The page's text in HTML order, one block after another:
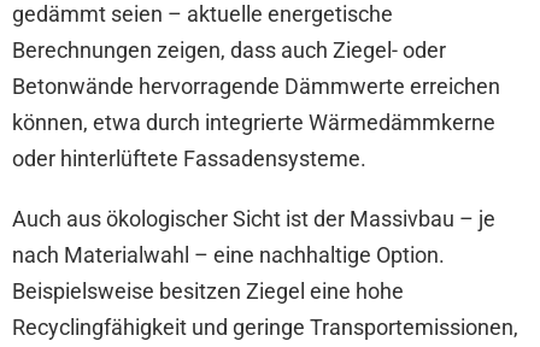
gedämmt seien – aktuelle energetische
Berechnungen zeigen, dass auch Ziegel- oder
Betonwände hervorragende Dämmwerte erreichen
können, etwa durch integrierte Wärmedämmkerne
oder hinterlüftete Fassadensysteme.
Auch aus ökologischer Sicht ist der Massivbau – je
nach Materialwahl – eine nachhaltige Option.
Beispielsweise besitzen Ziegel eine hohe
Recyclingfähigkeit und geringe Transportemissionen,